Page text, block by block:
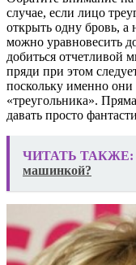
случае, если лицо
открыть одну бровь, а
можно уравновесить
добиться отчетливой
пряди при этом
поскольку именно они
«треугольника».
давать просто
ЧИТАТЬ ТАКЖЕ:
машинкой?